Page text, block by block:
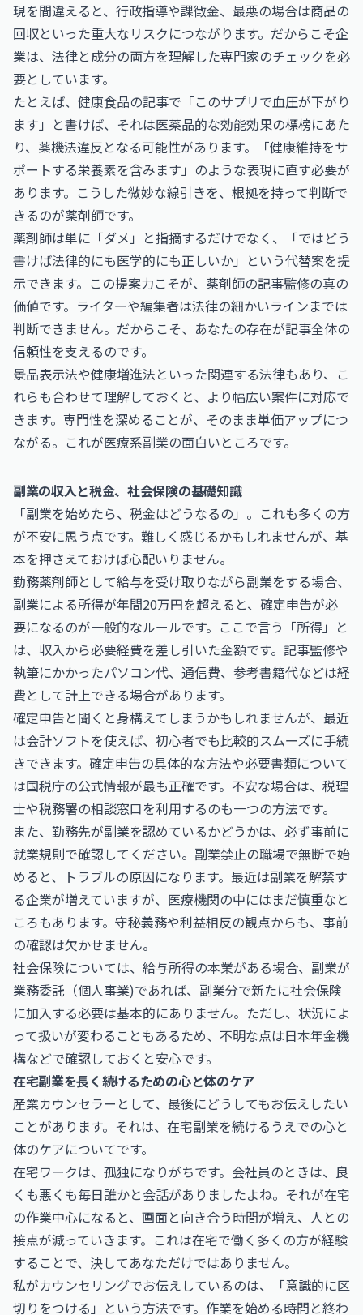
現を間違えると、行政指導や課徴金、最悪の場合は商品の
回収といった重大なリスクにつながります。だからこそ企
業は、法律と成分の両方を理解した専門家のチェックを必
要としています。
たとえば、健康食品の記事で「このサプリで血圧が下がり
ます」と書けば、それは医薬品的な効能効果の標榜にあた
り、薬機法違反となる可能性があります。「健康維持をサ
ポートする栄養素を含みます」のような表現に直す必要が
あります。こうした微妙な線引きを、根拠を持って判断で
きるのが薬剤師です。
薬剤師は単に「ダメ」と指摘するだけでなく、「ではどう
書けば法律的にも医学的にも正しいか」という代替案を提
示できます。この提案力こそが、薬剤師の記事監修の真の
価値です。ライターや編集者は法律の細かいラインまでは
判断できません。だからこそ、あなたの存在が記事全体の
信頼性を支えるのです。
景品表示法や健康増進法といった関連する法律もあり、こ
れらも合わせて理解しておくと、より幅広い案件に対応で
きます。専門性を深めることが、そのまま単価アップにつ
ながる。これが医療系副業の面白いところです。
副業の収入と税金、社会保険の基礎知識
「副業を始めたら、税金はどうなるの」。これも多くの方
が不安に思う点です。難しく感じるかもしれませんが、基
本を押さえておけば心配いりません。
勤務薬剤師として給与を受け取りながら副業をする場合、
副業による所得が年間20万円を超えると、確定申告が必
要になるのが一般的なルールです。ここで言う「所得」と
は、収入から必要経費を差し引いた金額です。記事監修や
執筆にかかったパソコン代、通信費、参考書籍代などは経
費として計上できる場合があります。
確定申告と聞くと身構えてしまうかもしれませんが、最近
は会計ソフトを使えば、初心者でも比較的スムーズに手続
きできます。確定申告の具体的な方法や必要書類について
は国税庁の公式情報が最も正確です。不安な場合は、税理
士や税務署の相談窓口を利用するのも一つの方法です。
また、勤務先が副業を認めているかどうかは、必ず事前に
就業規則で確認してください。副業禁止の職場で無断で始
めると、トラブルの原因になります。最近は副業を解禁す
る企業が増えていますが、医療機関の中にはまだ慎重なと
ころもあります。守秘義務や利益相反の観点からも、事前
の確認は欠かせません。
社会保険については、給与所得の本業がある場合、副業が
業務委託（個人事業)であれば、副業分で新たに社会保険
に加入する必要は基本的にありません。ただし、状況によ
って扱いが変わることもあるため、不明な点は日本年金機
構などで確認しておくと安心です。
在宅副業を長く続けるための心と体のケア
産業カウンセラーとして、最後にどうしてもお伝えしたい
ことがあります。それは、在宅副業を続けるうえでの心と
体のケアについてです。
在宅ワークは、孤独になりがちです。会社員のときは、良
くも悪くも毎日誰かと会話がありましたよね。それが在宅
の作業中心になると、画面と向き合う時間が増え、人との
接点が減っていきます。これは在宅で働く多くの方が経験
することで、決してあなただけではありません。
私がカウンセリングでお伝えしているのは、「意識的に区
切りをつける」という方法です。作業を始める時間と終わ